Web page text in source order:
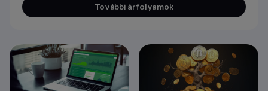
További árfolyamok